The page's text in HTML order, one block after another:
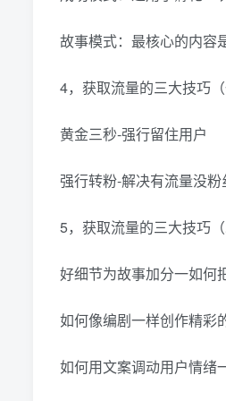
故事模式：最核心的内容
4，获取流量的三大技巧
黄金三秒-强行留住用户
强行转粉-解决有流量没粉
5，获取流量的三大技巧
好细节为故事加分一如何
如何像编剧一样创作精彩
如何用文案调动用户情绪